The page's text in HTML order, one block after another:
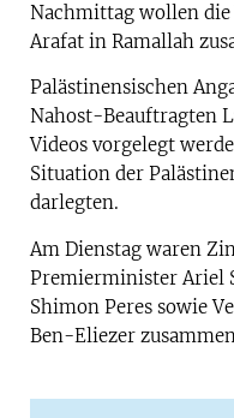
Nachmittag wollen
Arafat in Ramallah
Palästinensischen
Nahost-Beauftragten
Videos vorgelegt
Situation der
darlegten.
Am Dienstag waren
Premierminister Ariel
Shimon Peres sowie
Ben-Eliezer